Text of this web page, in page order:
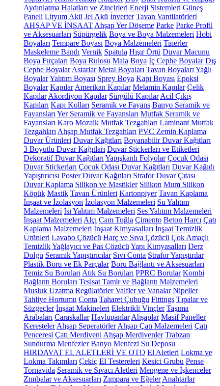
Aydınlatma Halatları ve Zincirleri Enerji Sistemleri Güneş
Paneli Lityum Akü Jel Akü İnverter Tavan Vantilatörleri
AHŞAP VE İNŞAAT Ahşap Yer Döşeme Parke Parke Profil
ve Aksesuarları Süpürgelik Boya ve Boya Malzemeleri Hobi
Boyaları Tempare Boyası Boya Malzemeleri Tinerler
Maskeleme Bandı Vernik Spatula Hışır Örtü Duvar Macunu
Boya Fırçaları Boya Rulosu Mala Boya İç Cephe Boyalar Dış
Cephe Boyalar Astarlar Metal Boyaları Tavan Boyaları Yağlı
BoyalarYalıtım Boyası Sprey Boya Kapı Boyası Epoksi
Boyalar Kapılar Amerikan Kapılar Melamin Kapılar Çelik
Kapılar Akordiyon Kapılar Sürgülü Kapılar Acil Çıkış
Kapıları Kapı Kolları Seramik ve Fayans Banyo Seramik ve
Fayansları Yer Seramik ve Fayansları Mutfak Seramik ve
Fayansları Karo Mozaik Mutfak Tezgahları Laminant Mutfak
Tezgahları Ahşap Mutfak Tezgahları PVC Zemin Kaplama
Duvar Ürünleri Duvar Kağıtları Boyanabilir Duvar Kağıtları
3 Boyutlu Duvar Kağıtları Duvar Stickerları ve Etiketleri
Dekoratif Duvar Kağıtları Yapışkanlı Folyolar Çocuk Odası
Duvar Stickerları Çocuk Odası Duvar Kağıtları Duvar Kağıdı
Yapıştırıcısı Poster Duvar Kağıtları Strafor Duvar Çıtası
Duvar Kaplama Silikon ve Mastikler Silikon Mum Silikon
Köpük Mastik Tavan Ürünleri Kartonpiyer Tavan Kaplama
İnşaat ve İzolasyon İzolasyon Malzemeleri Su Yalıtım
Malzemeleri Isı Yalıtım Malzemeleri Ses Yalıtım Malzemeleri
İnşaat Malzemeleri Alçı Cam Tuğla Çimento Beton Harcı Çatı
Kaplama Malzemeleri İnşaat Kimyasalları İnşaat Temizlik
Ürünleri Lavabo Çözücü Harç ve Sıva Çözücü Çok Amaçlı
TemizlikYağlayıcı ve Pas Çözücü Yapı Kimyasalları Derz
Dolgu Seramik Yapıştırıcılar Sıvı Conta Strafor Yapıştırılar
Plastik Boru ve Ek Parçalar Boru Bağlantı ve Aksesuarları
Temiz Su Boruları Atık Su Boruları PPRC Borular Kombi
Bağlantı Boruları Tesisat Tamir ve Bağlantı Malzemeleri
Musluk Uzatma Regülatörler Valfler ve Vanalar Nipeller
Tahliye Hortumu Conta Taharet Çubuğu Fittings Tıpalar ve
Süzgeçler İnşaat Makineleri Elektrikli Vinçler Taşıma
Arabaları Caraskallar Havlupanlar Ahşaplar Masif Paneller
Keresteler Ahşap Seperatörler Ahşap Çatı Malzemeleri Çatı
Penceresi Çatı Merdiveni Ahşap Merdivenler Trabzan
Sundurma Menfezler Banyo Menfezi Su Deposu
HIRDAVAT EL ALETLERİ VE OTO El Aletleri Lokma ve
Lokma Takımları Çekiç El Testereleri Kesici Grubu Pense
Tornavida Seramik ve Sıvacı Aletleri Mengene ve İşkenceler
Zımbalar ve Aksesuarları Zımpara ve Eğeler Anahtarlar